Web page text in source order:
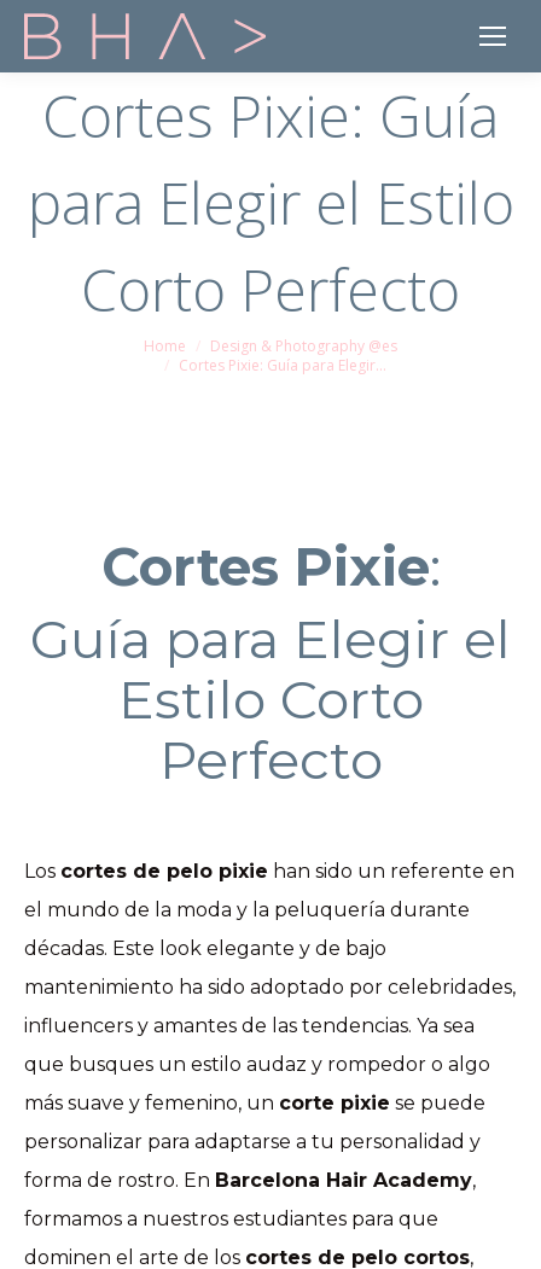
Cortes Pixie: Guía
para Elegir el Estilo
Corto Perfecto
You are here:Home
Design & Photography @es
Cortes Pixie: Guía para Elegir…
Cortes Pixie:
Guía para Elegir el
Estilo Corto
Perfecto
Los cortes de pelo pixie han sido un referente en
el mundo de la moda y la peluquería durante
décadas. Este look elegante y de bajo
mantenimiento ha sido adoptado por celebridades,
influencers y amantes de las tendencias. Ya sea
que busques un estilo audaz y rompedor o algo
más suave y femenino, un corte pixie se puede
personalizar para adaptarse a tu personalidad y
forma de rostro. En Barcelona Hair Academy,
formamos a nuestros estudiantes para que
dominen el arte de los cortes de pelo cortos,